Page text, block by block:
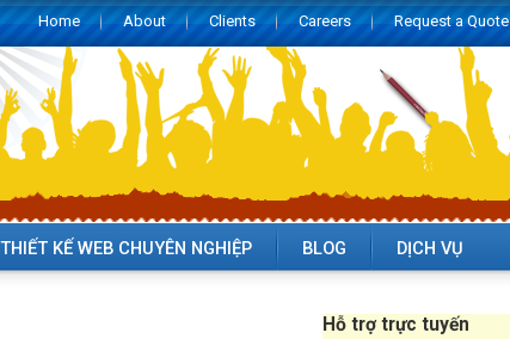
Home About Clients Careers Request a Quote
THIẾT KẾ WEB CHUYÊN NGHIỆP BLOG DỊCH VỤ
Hỗ trợ trực tuyến